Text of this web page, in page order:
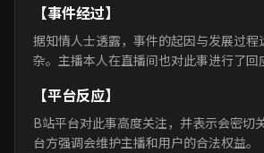
【事件经过】
据知情人士透露，事件的起因与发展过程
杂。主播本人在直播间也对此事进行了回
【平台反应】
B站平台对此事高度关注，并表示会密切
台方强调会维护主播和用户的合法权益。